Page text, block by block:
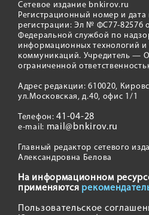
Сетевое издание bnkirov.ru
Регистрационный номер и
регистрации: Эл № ФС77-82576
Федеральной службой по
информационных технологий и
коммуникаций. Учредитель —
ограниченной
Адрес редакции: 610020,
ул.Московская, д.40, офис 1/1
Телефон:41-04-28
e-mail: mail@bnkirov.ru
Главный редактор сетевого
Александровна Белова
На информационном
применяются
Пользовательское